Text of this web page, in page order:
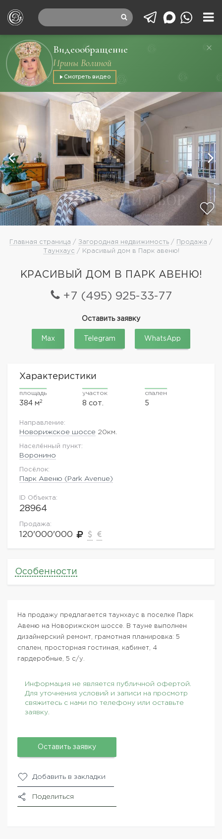
Видеообращение
Ирины Волиной
Смотреть видео
Главная страница / Загородная недвижимость / Продажа /
Таунхаус / Красивый дом в Парк авеню!
КРАСИВЫЙ ДОМ В ПАРК АВЕНЮ!
+7 (495) 925-33-77
Оставить заявку
Max Telegram WhatsApp
Характеристики
площадь
384 м2
участок
8 сот.
спален
5
Направление:
Новорижское шоссе 20км.
Населённый пункт:
Воронино
Посёлок:
Парк Авеню (Park Avenue)
ID Объекта:
28964
Продажа:
120'000'000
Особенности
На продажу предлагается таунхаус в поселке Парк
Авеню на Новорижском шоссе. В тауне выполнен
дизайнерский ремонт, грамотная планировка: 5
спален, просторная гостиная, кабинет, 4
гардеробные, 5 с/у.
Информация не является публичной офертой.
Для уточнения условий и записи на просмотр
свяжитесь с нами по телефону или оставьте
заявку.
Оставить заявку
Добавить в закладки
Поделиться